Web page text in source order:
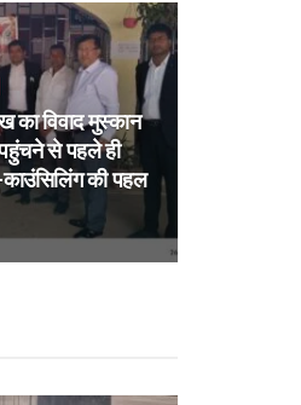
का विवाद मुस्कान
से पहले ही
की पहल